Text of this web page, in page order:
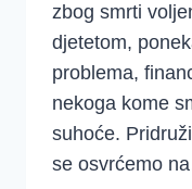
zbog smrti
djetetom,
problema,
nekoga kome
suhoće.
se osvrćemo